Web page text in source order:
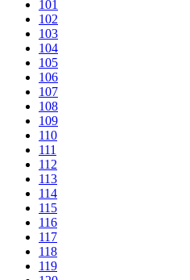
101
102
103
104
105
106
107
108
109
110
111
112
113
114
115
116
117
118
119